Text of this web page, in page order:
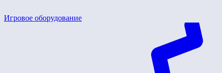
Игровое оборудование